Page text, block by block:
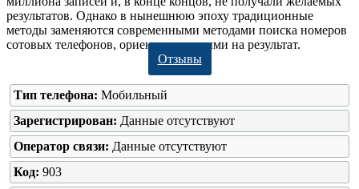
результатов. Однако в нынешнюю эпоху традиционные
методы заменяются современными методами поиска номеров
сотовых телефонов, ориентированными на результат.
Отзывы
Тип телефона: Мобильный
Зарегистрирован: Данные отсутствуют
Оператор связи: Данные отсутствуют
Код: 903